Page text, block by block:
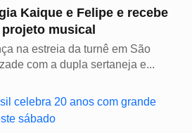
Kaique e Felipe e recebe
musical
na estreia da turnê em São
com a dupla sertaneja e...